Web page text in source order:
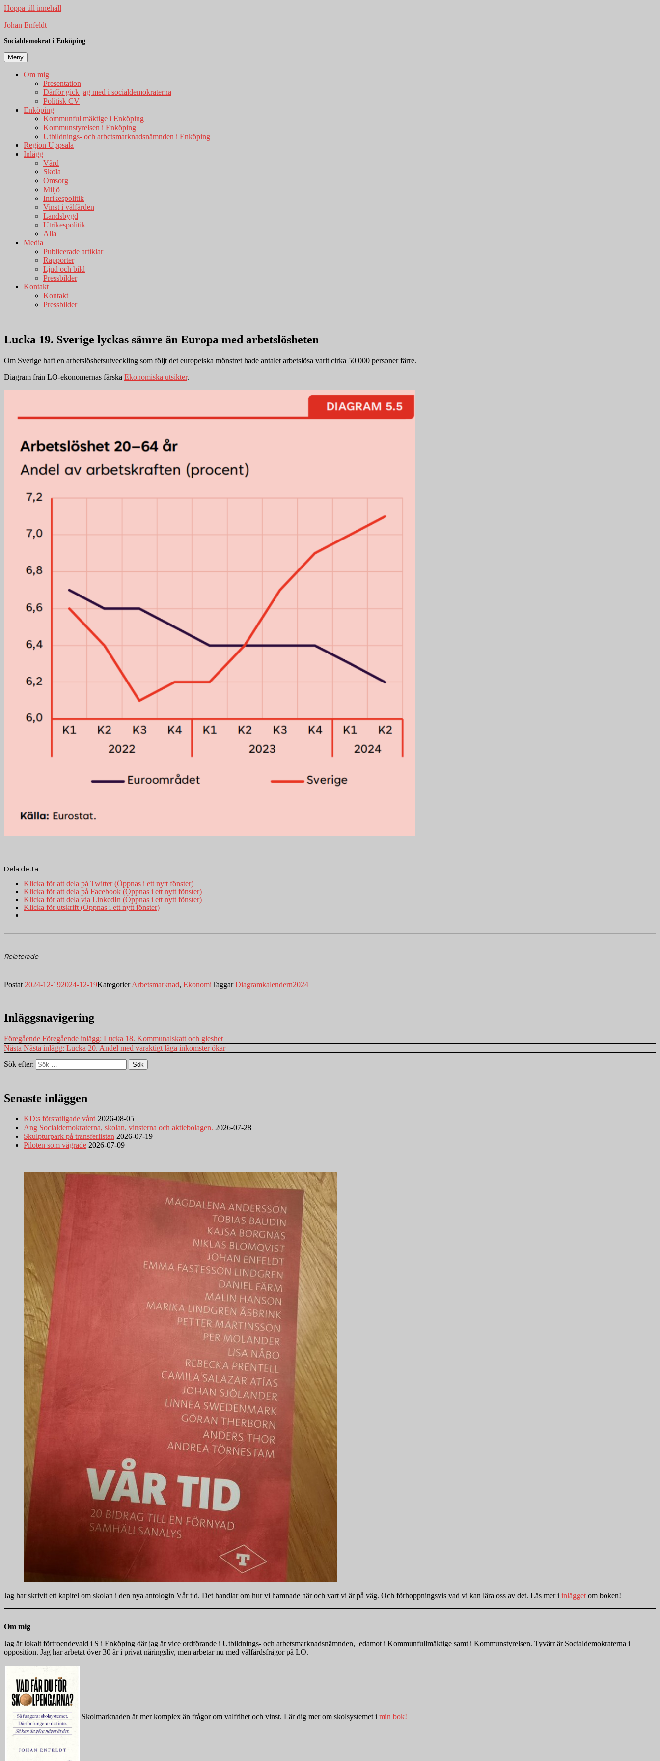
Hoppa till innehåll
Johan Enfeldt
Socialdemokrat i Enköping
Meny
Om mig
Presentation
Därför gick jag med i socialdemokraterna
Politisk CV
Enköping
Kommunfullmäktige i Enköping
Kommunstyrelsen i Enköping
Utbildnings- och arbetsmarknadsnämnden i Enköping
Region Uppsala
Inlägg
Vård
Skola
Omsorg
Miljö
Inrikespolitik
Vinst i välfärden
Landsbygd
Utrikespolitik
Alla
Media
Publicerade artiklar
Rapporter
Ljud och bild
Pressbilder
Kontakt
Kontakt
Pressbilder
Lucka 19. Sverige lyckas sämre än Europa med arbetslösheten
Om Sverige haft en arbetslöshetsutveckling som följt det europeiska mönstret hade antalet arbetslösa varit cirka 50 000 personer färre.
Diagram från LO-ekonomernas färska Ekonomiska utsikter.
Dela detta:
Klicka för att dela på Twitter (Öppnas i ett nytt fönster)
Klicka för att dela på Facebook (Öppnas i ett nytt fönster)
Klicka för att dela via LinkedIn (Öppnas i ett nytt fönster)
Klicka för utskrift (Öppnas i ett nytt fönster)
Relaterade
Postat 2024-12-192024-12-19KategorierArbetsmarknad, EkonomiTaggarDiagramkalendern2024
Inläggsnavigering
Föregående Föregående inlägg: Lucka 18. Kommunalskatt och gleshet
Nästa Nästa inlägg: Lucka 20. Andel med varaktigt låga inkomster ökar
Sök efter:
Sök
Senaste inläggen
KD:s förstatligade vård 2026-08-05
Ang Socialdemokraterna, skolan, vinsterna och aktiebolagen. 2026-07-28
Skulpturpark på transferlistan 2026-07-19
Piloten som vägrade 2026-07-09
Jag har skrivit ett kapitel om skolan i den nya antologin Vår tid. Det handlar om hur vi hamnade här och vart vi är på väg. Och förhoppningsvis vad vi kan lära oss av det. Läs mer i inläggetom boken!
Om mig
Jag är lokalt förtroendevald i S i Enköping där jag är vice ordförande i Utbildnings- och arbetsmarknadsnämnden, ledamot i Kommunfullmäktige samt i Kommunstyrelsen. Tyvärr är Socialdemokraterna i
opposition. Jag har arbetat över 30 år i privat näringsliv, men arbetar nu med välfärdsfrågor på LO.
Skolmarknaden är mer komplex än frågor om valfrihet och vinst. Lär dig mer om skolsystemet i min bok!